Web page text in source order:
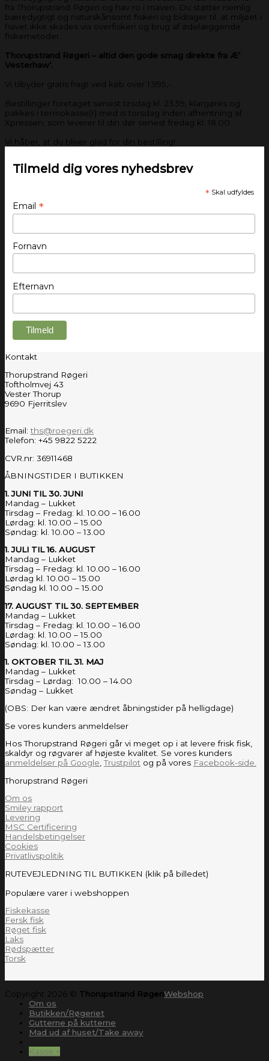
fra Thorupstrand Røgeri og hav ro i maven. Du støtter nemlig
bæredygtigt og naturskånsomt fiskeri og bidrager til, at miljøet i
havet ikke skades via overfiskeri og brug af ødelæggende
fiskemetoder.
Thorupstrand Røgeri – altid den gode smag direkte fra Æ’
Vesterhaw’.
Vi tilbyder gratis fragt ved køb over 1.995,-.
Bestillinger foretaget senest tirsdag kl. 23.59, klargøres og
pakkes i termokasse(r) med is torsdag inden afhentning af
Xpressen, som leverer til din dør senest fredag kl. 18.00.
Vi håber, at du bliver glad for din bestilling!
Tilmeld dig vores nyhedsbrev
* Skal udfyldes
Email *
Fornavn
Efternavn
Kontakt
Thorupstrand Røgeri
Toftholmvej 43
Vester Thorup
9690 Fjerritslev
Email:ths@roegeri.dk
Telefon: +45 9822 5222
CVR.nr: 36911468
ÅBNINGSTIDER I BUTIKKEN
1. JUNI TIL 30. JUNI
Mandag – Lukket
Tirsdag – Fredag: kl. 10.00 – 16.00
Lørdag: kl. 10.00 – 15.00
Søndag: kl. 10.00 – 13.00
1. JULI TIL 16. AUGUST
Mandag – Lukket
Tirsdag – Fredag: kl. 10.00 – 16.00
Lørdag kl. 10.00 – 15.00
Søndag kl. 10.00 – 15.00
17. AUGUST TIL 30. SEPTEMBER
Mandag – Lukket
Tirsdag – Fredag: kl. 10.00 – 16.00
Lørdag: kl. 10.00 – 15.00
Søndag: kl. 10.00 – 13.00
1. OKTOBER TIL 31. MAJ
Mandag – Lukket
Tirsdag – Lørdag: 10.00 – 14.00
Søndag – Lukket
(OBS: Der kan være ændret åbningstider på helligdage)
Se vores kunders anmeldelser
Hos Thorupstrand Røgeri går vi meget op i at levere frisk fisk,
skaldyr og røgvarer af højeste kvalitet. Se vores kunders
anmeldelser på Google,Trustpilot og på vores Facebook-side.
Thorupstrand Røgeri
Om os
Smiley rapport
Levering
MSC Certificering
Handelsbetingelser
Cookies
Privatlivspolitik
RUTEVEJLEDNING TIL BUTIKKEN (klik på billedet)
Populære varer i webshoppen
Fiskekasse
Fersk fisk
Røget fisk
Laks
Rødspætter
Torsk
Copyright 2026 © Thorupstrand RøgeriWebshop
Om os
Butikken/Røgeriet
Gutterne på kutterne
Mad ud af huset/Take away
Kasse +